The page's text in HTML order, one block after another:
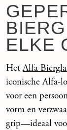
ELKE
HetAlfa
iconische Alfa-
voor een
vorm en
grip—ideaal